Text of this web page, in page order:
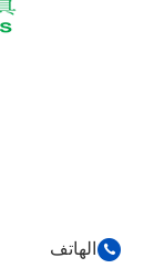
الهاتف